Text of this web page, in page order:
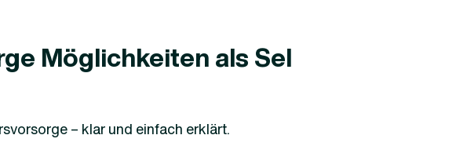
Möglichkeiten als Sel
– klar und einfach erklärt.